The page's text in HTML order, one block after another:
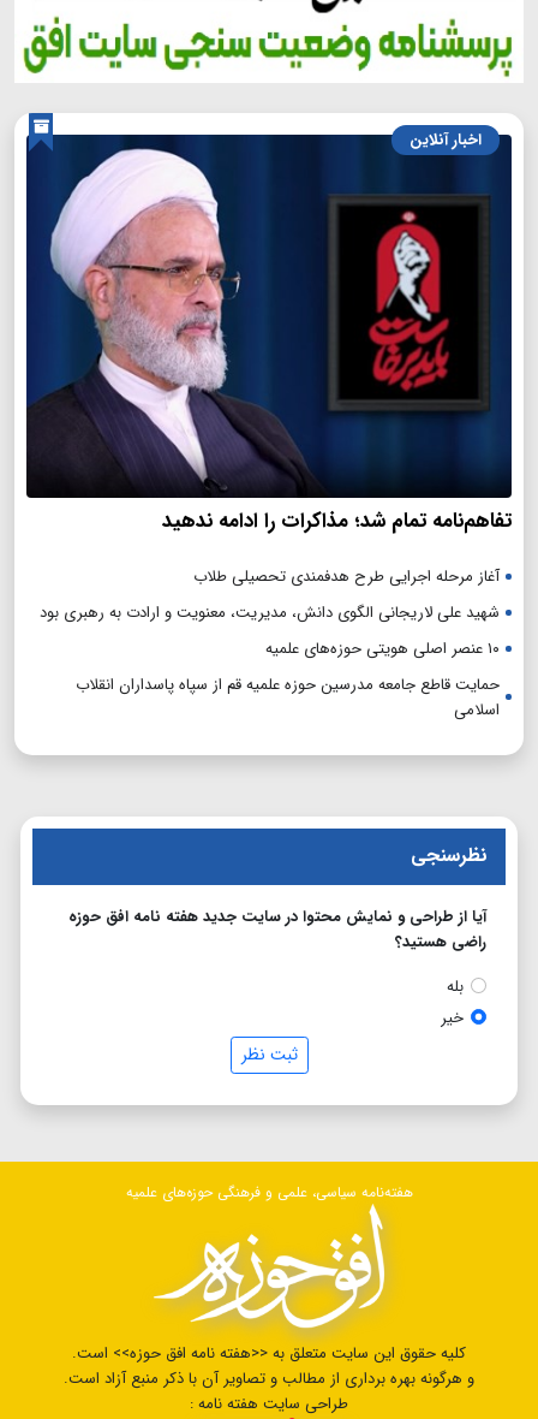
اخبار آنلاین
تفاهم‌نامه تمام شد؛ مذاکرات را ادامه ندهید
آغاز مرحله اجرایی طرح هدفمندی تحصیلی طلاب
شهید علی لاریجانی الگوی دانش، مدیریت، معنویت و ارادت به رهبری بود
۱۰ عنصر اصلی هویتی حوزه‌های علمیه
حمایت قاطع جامعه مدرسین حوزه علمیه قم از سپاه پاسداران انقلاب
اسلامی
نظرسنجی
آیا از طراحی و نمایش محتوا در سایت جدید هفته نامه افق حوزه
راضی هستید؟
بله
خیر
ثبت نظر
هفته‌نامه سیاسی، علمی و فرهنگی حوزه‌های علمیه
کلیه حقوق این سایت متعلق به <<هفته نامه افق حوزه>> است.
و هرگونه بهره برداری از مطالب و تصاویر آن با ذکر منبع آزاد است.
طراحی سایت هفته نامه :